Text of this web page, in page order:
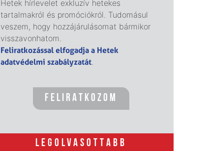
Hetek hírlevelet exkluzív hetekes
tartalmakról és promóciókról. Tudomásul
veszem, hogy hozzájárulásomat bármikor
visszavonhatom.
Feliratkozással elfogadja a Hetek
adatvédelmi szabályzatát
LEGOLVASOTTABB